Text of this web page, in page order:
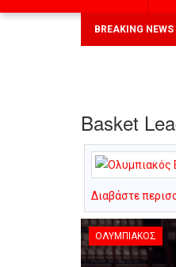
BREAKING NEWS
Basket
Διαβάστε
ΟΛΥΜΠΙΑΚΌΣ